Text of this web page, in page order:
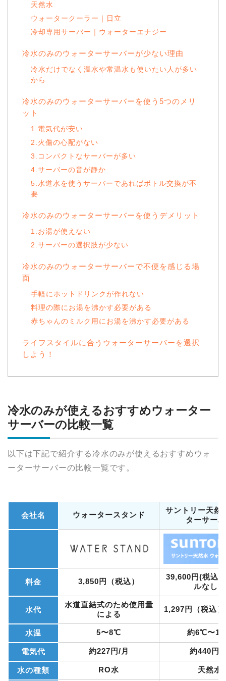
天然水
ウォータークーラー｜日立
冷却専用サーバー｜ウォーターエナジー
冷水のみのウォーターサーバーが少ない理由
冷水だけでなく温水や常温水も使いたい人が多い
から
冷水のみのウォーターサーバーを使う5つのメリ
ット
1.電気代が安い
2.火傷の心配がない
3.コンパクトなサーバーが多い
4.サーバーの音が静か
5.水道水を使うサーバーであればボトル交換が不
要
冷水のみのウォーターサーバーを使うデメリット
1.お湯が使えない
2.サーバーの選択肢が少ない
冷水のみのウォーターサーバーで不便を感じる場
面
手軽にホットドリンクが作れない
料理の際にお湯を沸かす必要がある
赤ちゃんのミルク用にお湯を沸かす必要がある
ライフスタイルに合うウォーターサーバーを選択
しよう！
冷水のみが使えるおすすめウォーター
サーバーの比較一覧
以下は下記で紹介する冷水のみが使えるおすすめウォ
ーターサーバーの比較一覧です。
会社名 ウォータースタンド
サントリー天然
ターサー
料金 3,850円（税込）
39,600円(税込)
ルなし）
水代
水道直結式のため使用量
による
1,297円（税込
水温 5〜8℃ 約6℃〜
電気代 約227円/月 約440円/
水の種類 RO水 天然水